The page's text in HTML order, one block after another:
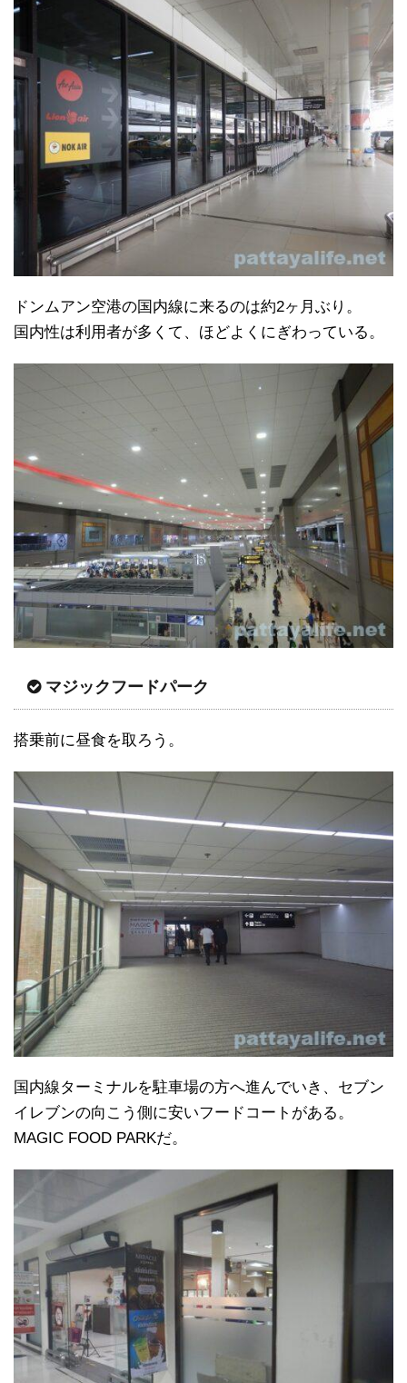
ドンムアン空港の国内線に来るのは約2ヶ月ぶり。
国内性は利用者が多くて、ほどよくにぎわっている。
マジックフードパーク
搭乗前に昼食を取ろう。
国内線ターミナルを駐車場の方へ進んでいき、セブン
イレブンの向こう側に安いフードコートがある。
MAGIC FOOD PARKだ。